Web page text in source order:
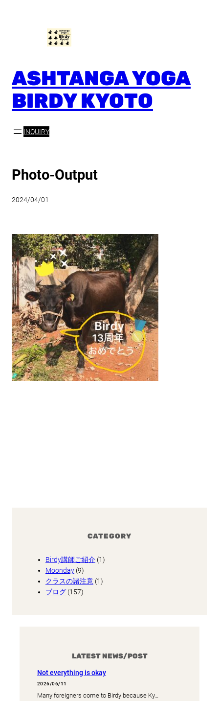
ASHTANGA YOGA
BIRDY KYOTO
INQUIRY
Photo-Output
2024/04/01
CATEGORY
Birdy講師ご紹介 (1)
Moonday (9)
クラスの諸注意 (1)
ブログ (157)
LATEST NEWS/POST
Not everything is okay
2026/06/11
Many foreigners come to Birdy because Ky…